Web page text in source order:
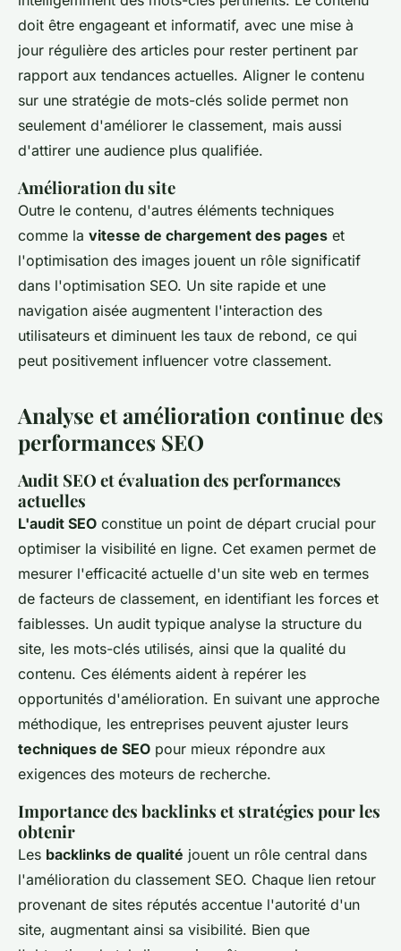
doit être engageant et informatif, avec une mise à
jour régulière des articles pour rester pertinent par
rapport aux tendances actuelles. Aligner le contenu
sur une stratégie de mots-clés solide permet non
seulement d'améliorer le classement, mais aussi
d'attirer une audience plus qualifiée.
Amélioration du site
Outre le contenu, d'autres éléments techniques
comme la vitesse de chargement des pages et
l'optimisation des images jouent un rôle significatif
dans l'optimisation SEO. Un site rapide et une
navigation aisée augmentent l'interaction des
utilisateurs et diminuent les taux de rebond, ce qui
peut positivement influencer votre classement.
Analyse et amélioration continue des
performances SEO
Audit SEO et évaluation des performances
actuelles
L'audit SEO constitue un point de départ crucial pour
optimiser la visibilité en ligne. Cet examen permet de
mesurer l'efficacité actuelle d'un site web en termes
de facteurs de classement, en identifiant les forces et
faiblesses. Un audit typique analyse la structure du
site, les mots-clés utilisés, ainsi que la qualité du
contenu. Ces éléments aident à repérer les
opportunités d'amélioration. En suivant une approche
méthodique, les entreprises peuvent ajuster leurs
techniques de SEO pour mieux répondre aux
exigences des moteurs de recherche.
Importance des backlinks et stratégies pour les
obtenir
Les backlinks de qualité jouent un rôle central dans
l'amélioration du classement SEO. Chaque lien retour
provenant de sites réputés accentue l'autorité d'un
site, augmentant ainsi sa visibilité. Bien que